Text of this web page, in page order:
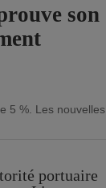
son
5 %. Les nouvelles
portuaire